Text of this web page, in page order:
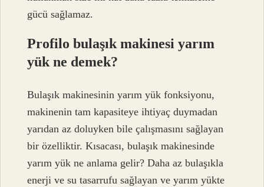
gücü sağlamaz.
Profilo bulaşık makinesi yarım
yük ne demek?
Bulaşık makinesinin yarım yük fonksiyonu,
makinenin tam kapasiteye ihtiyaç duymadan
yarıdan az doluyken bile çalışmasını sağlayan
bir özelliktir. Kısacası, bulaşık makinesinde
yarım yük ne anlama gelir? Daha az bulaşıkla
enerji ve su tasarrufu sağlayan ve yarım yükte